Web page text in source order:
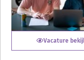
Vacature